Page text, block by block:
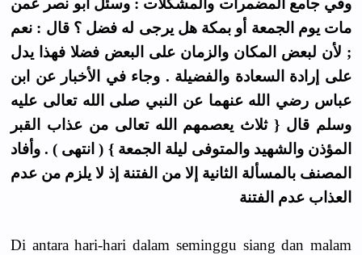
وفي جامع المضمرات والمشكلات : وسئل أبو نصر عمن
مات يوم الجمعة أو بمكة هل يرجى له فضل ؟ قال : نعم
; لأن لبعض المكان والزمان على البعض فضلا فهذا يدل
على إرادة السعادة والفضيلة . وجاء في الأخبار عن ابن
عباس رضي الله عنهما عن النبي صلى الله تعالى عليه
وسلم قال { ثلاث يعصمهم الله تعالى من عذاب القبر
المؤذن والشهيد والمتوفى ليلة الجمعة } ( انتهى ) . وأفاد
المصنف بالمسألة الثانية إلا من الفتنة إذ لا يلزم من عدم
العذاب عدم الفتنة
Di antara hari-hari dalam seminggu siang dan malam